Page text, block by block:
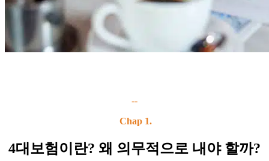
--
Chap 1.
4대보험이란? 왜 의무적으로 내야 할까?